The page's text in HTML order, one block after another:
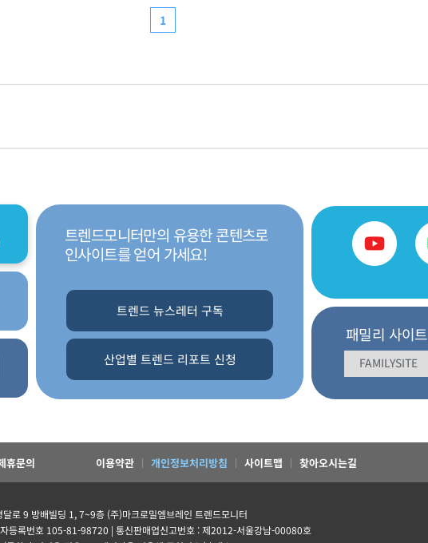
트렌드모니터만의 유용한 콘텐츠로
인사이트를 얻어 가세요!
트렌드 뉴스레터 구독
산업별 트렌드 리포트 신청
패밀리 사이트
휴문의 이용약관 개인정보처리방침 사이트맵 찾아오시는길
로 9 방배빌딩 1, 7~9층 (주)마크로밀엠브레인 트렌드모니터
등록번호 105-81-98720 | 통신판매업신고번호 : 제2012-서울강남-00080호